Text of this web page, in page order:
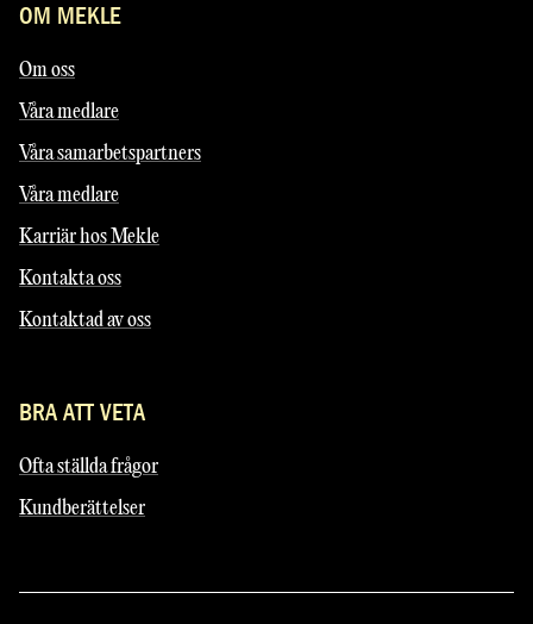
OM MEKLE
Om oss
Våra medlare
Våra samarbetspartners
Våra medlare
Karriär hos Mekle
Kontakta oss
Kontaktad av oss
BRA ATT VETA
Ofta ställda frågor
Kundberättelser